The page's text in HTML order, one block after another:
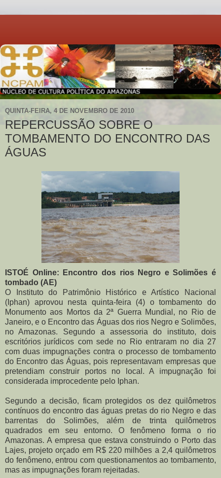
QUINTA-FEIRA, 4 DE NOVEMBRO DE 2010
REPERCUSSÃO SOBRE O
TOMBAMENTO DO ENCONTRO DAS
ÁGUAS
ISTOÉ Online: Encontro dos rios Negro e Solimões é
tombado (AE)
O Instituto do Patrimônio Histórico e Artístico Nacional
(Iphan) aprovou nesta quinta-feira (4) o tombamento do
Monumento aos Mortos da 2ª Guerra Mundial, no Rio de
Janeiro, e o Encontro das Águas dos rios Negro e Solimões,
no Amazonas. Segundo a assessoria do instituto, dois
escritórios jurídicos com sede no Rio entraram no dia 27
com duas impugnações contra o processo de tombamento
do Encontro das Águas, pois representavam empresas que
pretendiam construir portos no local. A impugnação foi
considerada improcedente pelo Iphan.
Segundo a decisão, ficam protegidos os dez quilômetros
contínuos do encontro das águas pretas do rio Negro e das
barrentas do Solimões, além de trinta quilômetros
quadrados em seu entorno. O fenômeno forma o rio
Amazonas. A empresa que estava construindo o Porto das
Lajes, projeto orçado em R$ 220 milhões a 2,4 quilômetros
do fenômeno, entrou com questionamentos ao tombamento,
mas as impugnações foram rejeitadas.